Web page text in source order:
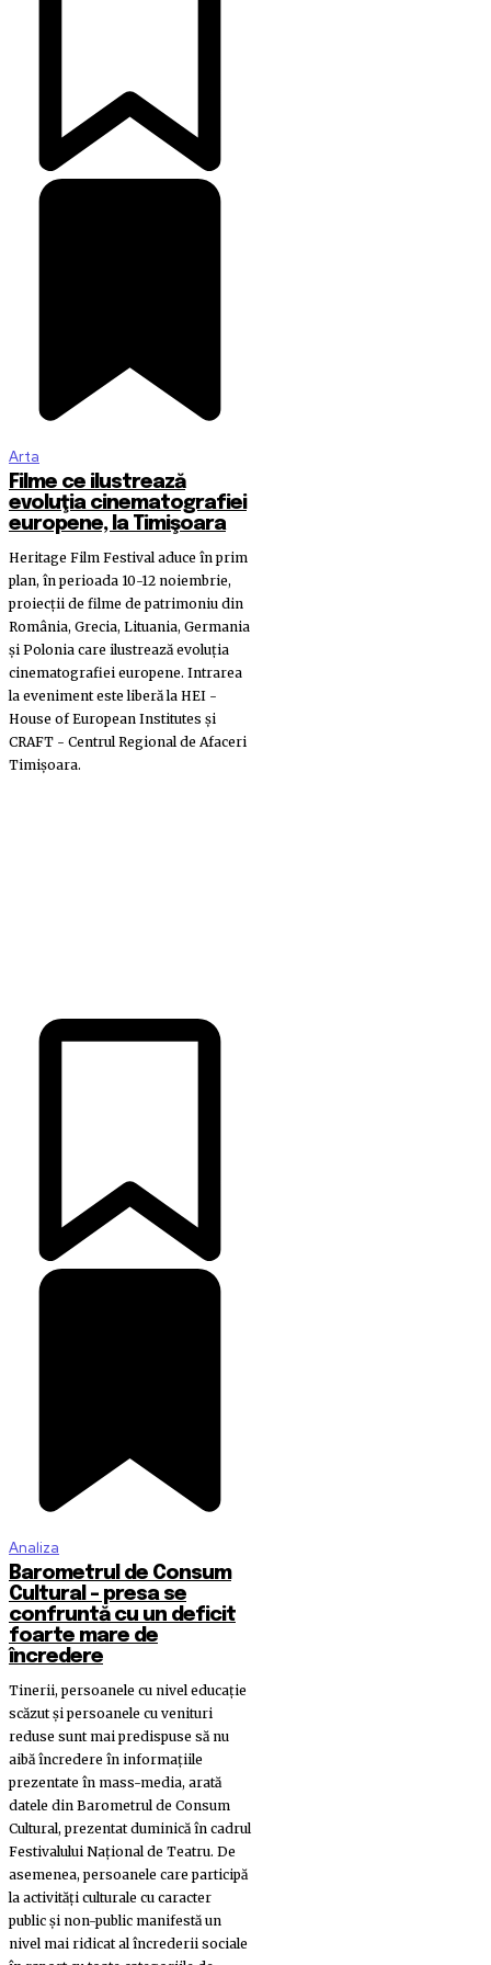
Arta
Filme ce ilustrează
evoluţia cinematografiei
europene, la Timişoara
Heritage Film Festival aduce în prim
plan, în perioada 10-12 noiembrie,
proiecţii de filme de patrimoniu din
România, Grecia, Lituania, Germania
şi Polonia care ilustrează evoluţia
cinematografiei europene. Intrarea
la eveniment este liberă la HEI -
House of European Institutes şi
CRAFT - Centrul Regional de Afaceri
Timişoara.
Analiza
Barometrul de Consum
Cultural – presa se
confruntă cu un deficit
foarte mare de
încredere
Tinerii, persoanele cu nivel educaţie
scăzut şi persoanele cu venituri
reduse sunt mai predispuse să nu
aibă încredere în informaţiile
prezentate în mass-media, arată
datele din Barometrul de Consum
Cultural, prezentat duminică în cadrul
Festivalului Naţional de Teatru. De
asemenea, persoanele care participă
la activităţi culturale cu caracter
public şi non-public manifestă un
nivel mai ridicat al încrederii sociale